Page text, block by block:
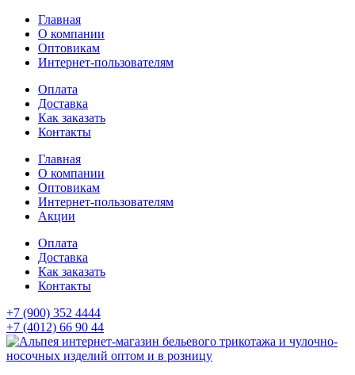
Главная
О компании
Оптовикам
Интернет-пользователям
Оплата
Доставка
Как заказать
Контакты
Главная
О компании
Оптовикам
Интернет-пользователям
Акции
Оплата
Доставка
Как заказать
Контакты
+7 (900) 352 4444
+7 (4012) 66 90 44